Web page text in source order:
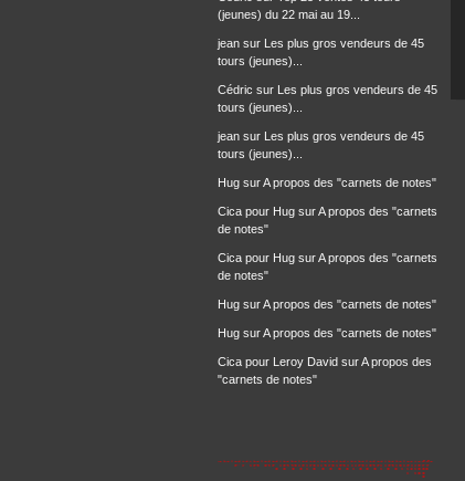
(jeunes) du 22 mai au 19...
jean sur Les plus gros vendeurs de 45
tours (jeunes)...
Cédric sur Les plus gros vendeurs de 45
tours (jeunes)...
jean sur Les plus gros vendeurs de 45
tours (jeunes)...
Hug surA propos des "carnets de notes"
Cica pour Hug surA propos des "carnets
de notes"
Cica pour Hug surA propos des "carnets
de notes"
Hug surA propos des "carnets de notes"
Hug surA propos des "carnets de notes"
Cica pour Leroy David surA propos des
"carnets de notes"